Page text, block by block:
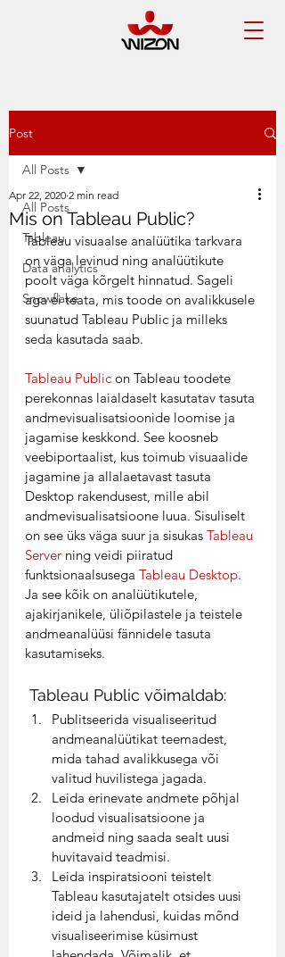
Post
All Posts
Tableau
Data analytics
Snowflake
All Posts
Mis on Tableau Public?
Apr 22, 2020 2 min read
Tableau visuaalse analüütika tarkvara
on väga levinud ning analüütikute
poolt väga kõrgelt hinnatud. Sageli
aga ei teata, mis toode on avalikkusele
suunatud Tableau Public ja milleks
seda kasutada saab.
Tableau Public on Tableau toodete
perekonnas laialdaselt kasutatav tasuta
andmevisualisatsioonide loomise ja
jagamise keskkond. See koosneb
veebiportaalist, kus toimub visuaalide
jagamine ja allalaetavast tasuta
Desktop rakendusest, mille abil
andmevisualisatsioone luua. Sisuliselt
on see üks väga suur ja sisukas Tableau
Server ning veidi piiratud
funktsionaalsusega Tableau Desktop.
Ja see kõik on analüütikutele,
ajakirjanikele, üliõpilastele ja teistele
andmeanalüüsi fännidele tasuta
kasutamiseks.
Tableau Public võimaldab:
Publitseerida visualiseeritud
andmeanalüütikat teemadest,
mida tahad avalikkusega või
valitud huvilistega jagada.
Leida erinevate andmete põhjal
loodud visualisatsioone ja
andmeid ning saada sealt uusi
huvitavaid teadmisi.
Leida inspiratsiooni teistelt
Tableau kasutajatelt otsides uusi
ideid ja lahendusi, kuidas mõnd
visualiseerimise küsimust